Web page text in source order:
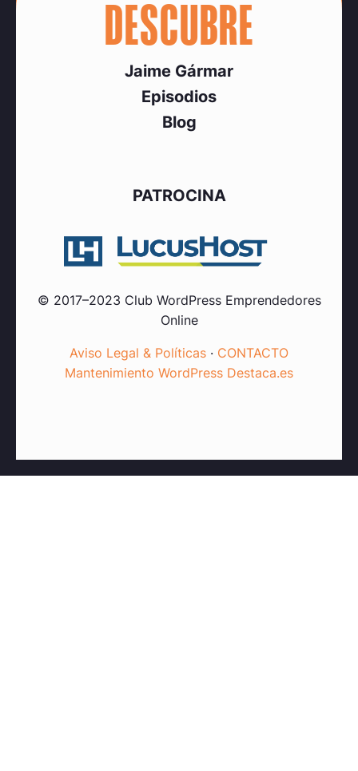
DESCUBRE
Jaime Gármar
Episodios
Blog
PATROCINA
© 2017–2023 Club WordPress Emprendedores
Online
Aviso Legal & Políticas · CONTACTO
Mantenimiento WordPress Destaca.es